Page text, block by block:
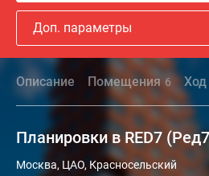
Доп. параметры
Описание Помещения 6 Ход
Планировки в RED7
Москва, ЦАО, Красносельский